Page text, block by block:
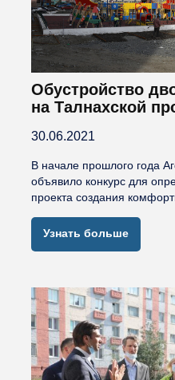
Обустройство
на Талнахской
30.06.2021
В начале прошлого года
объявило конкурс для
проекта создания
Узнать больше